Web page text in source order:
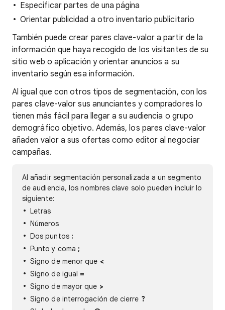
Especificar partes de una página
Orientar publicidad a otro inventario publicitario
También puede crear pares clave-valor a partir de la
información que haya recogido de los visitantes de su
sitio web o aplicación y orientar anuncios a su
inventario según esa información.
Al igual que con otros tipos de segmentación, con los
pares clave-valor sus anunciantes y compradores lo
tienen más fácil para llegar a su audiencia o grupo
demográfico objetivo. Además, los pares clave-valor
añaden valor a sus ofertas como editor al negociar
campañas.
Al añadir segmentación personalizada a un segmento
de audiencia, los nombres clave solo pueden incluir lo
siguiente:
Letras
Números
Dos puntos :
Punto y coma ;
Signo de menor que <
Signo de igual =
Signo de mayor que >
Signo de interrogación de cierre ?